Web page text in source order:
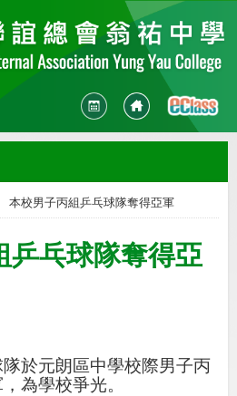
本校男子丙組乒乓球隊奪得亞軍
乒乓球隊奪得亞
於元朗區中學校際男子丙
為學校爭光。